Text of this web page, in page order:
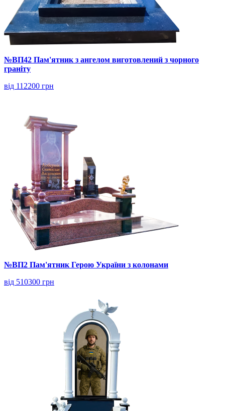
№ВП42 Пам'ятник з ангелом виготовлений з чорного
граніту
від 112200 грн
№ВП2 Пам'ятник Герою України з колонами
від 510300 грн